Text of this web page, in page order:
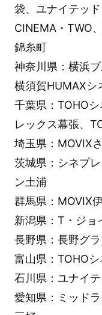
袋、ユナイテッ
CINEMA・TWO
錦糸町
神奈川県：横浜
横須賀HUMAXシ
千葉県：TOHO
レックス幕張、
埼玉県：MOVIX
茨城県：シネプ
ン土浦
群馬県：MOVIX
新潟県：T・ジョ
長野県：長野グ
富山県：TOHO
石川県：ユナイ
愛知県：ミッド